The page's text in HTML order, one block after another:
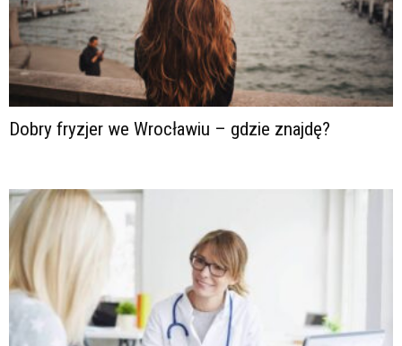
Dobry fryzjer we Wrocławiu – gdzie znajdę?